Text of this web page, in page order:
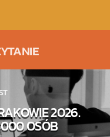
2026.
OSÓB